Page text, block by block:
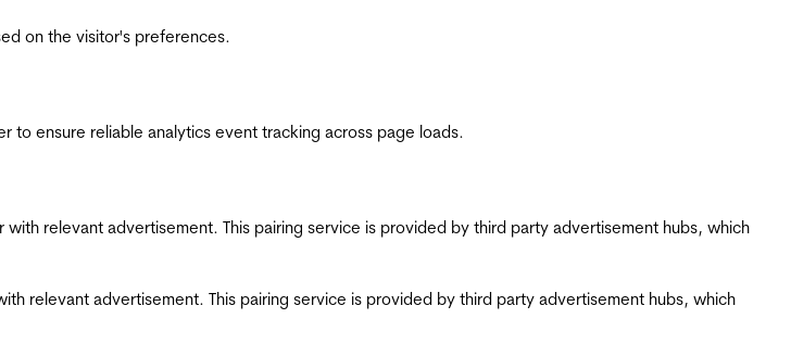
on the visitor's preferences.
ensure reliable analytics event tracking across page loads.
relevant advertisement. This pairing service is provided by third party advertisement hubs, which
relevant advertisement. This pairing service is provided by third party advertisement hubs, which